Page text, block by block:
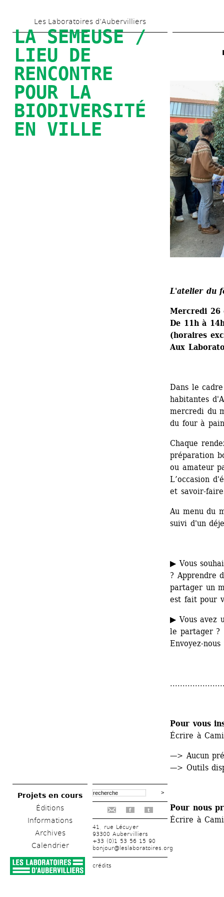
au
contenu
principal
Les Laboratoires d’Aubervilliers
LA SEMEUSE /
LIEU DE
RENCONTRE
POUR LA
BIODIVERSITÉ
EN VILLE
Projets en cours
Éditions
Informations
Archives
Calendrier
f t
41, rue Lécuyer
93300 Aubervilliers
+33 (0)1 53 56 15 90
bonjour@leslaboratoires.org
crédits
L'atelier du
Mercredi 26
De 11h à
(horaires
Aux
Dans le
habitantes
mercredi du
du four à
Chaque
préparation
ou amateur
L’occasion
et savoir-
Au menu du
suivi d'un
▶ Vous
? Apprendre
partager un
est fait pour
▶ Vous avez
le partager ?
Envoyez-
Pour vous
Écrire à
—> Aucun
—> Outils
Pour nous
Écrire à